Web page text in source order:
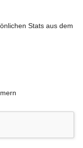
Stats aus dem